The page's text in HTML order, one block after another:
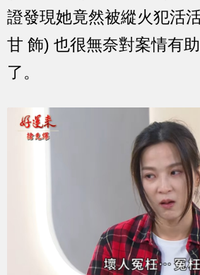
證發現她竟然被縱火犯活
甘 飾) 也很無奈對案情有
了。